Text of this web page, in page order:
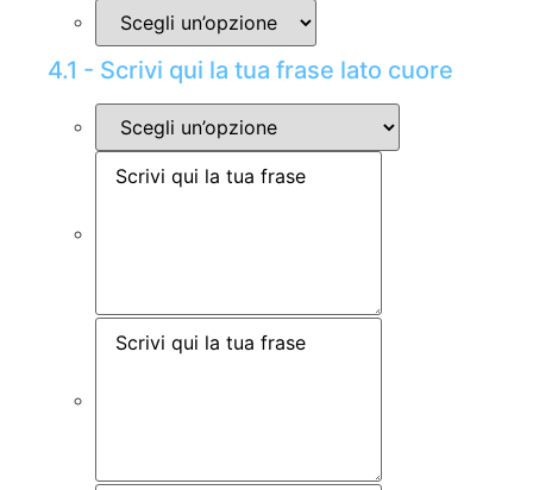
4.1 - Scrivi qui la tua frase lato cuore